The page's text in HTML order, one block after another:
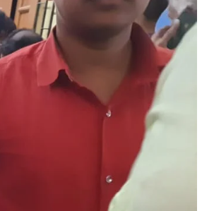
की हुई मौत, थेथर की लकड़ी लाद कर ट्रैक्टर